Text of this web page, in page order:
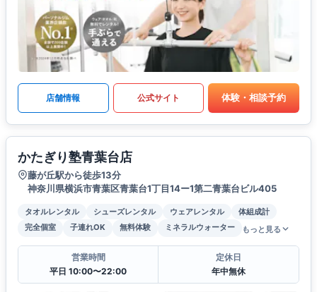
店舗情報 公式サイト 体験・相談予約
かたぎり塾青葉台店
藤が丘駅から徒歩13分
神奈川県横浜市青葉区青葉台1丁目14ー1第二青葉台ビル405
タオルレンタル シューズレンタル ウェアレンタル
体組成計
完全個室
子連れOK 無料体験 ミネラルウォーター もっと見る
営業時間
平日 10:00〜22:00
定休日
年中無休